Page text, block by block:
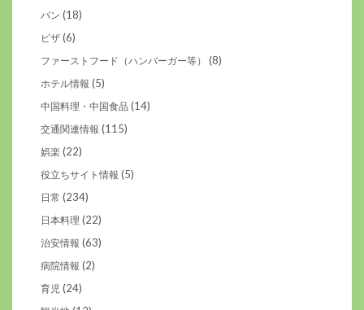
パン (18)
ピザ (6)
ファーストフード（ハンバーガー等） (8)
ホテル情報 (5)
中国料理・中国食品 (14)
交通関連情報 (115)
娯楽 (22)
役立ちサイト情報 (5)
日常 (234)
日本料理 (22)
治安情報 (63)
病院情報 (2)
育児 (24)